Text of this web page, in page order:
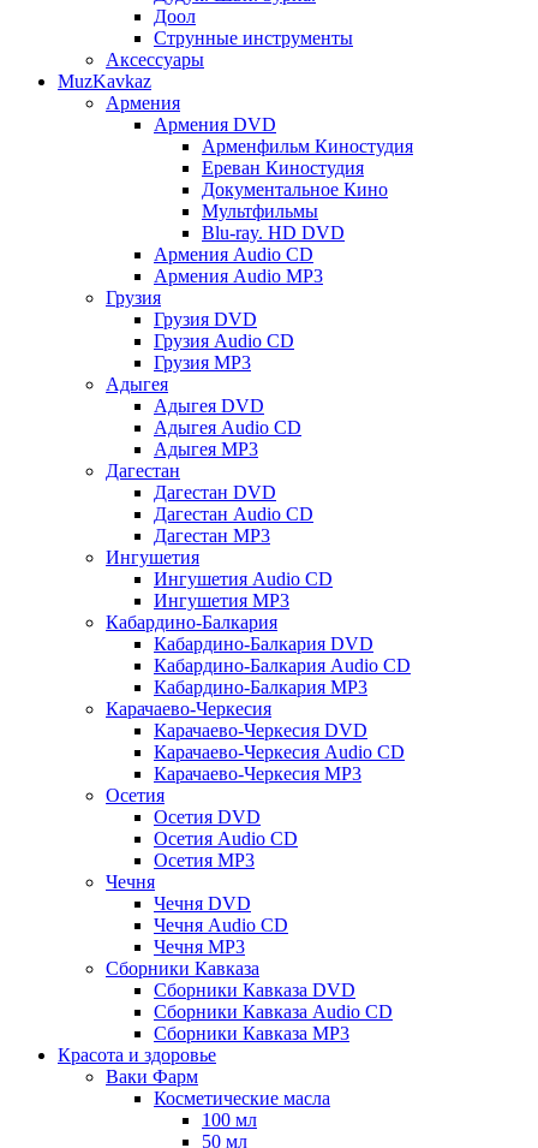
Доол
Струнные инструменты
Аксессуары
MuzKavkaz
Армения
Армения DVD
Арменфильм Киностудия
Ереван Киностудия
Документальное Кино
Мультфильмы
Blu-ray. HD DVD
Армения Audio CD
Армения Audio MP3
Грузия
Грузия DVD
Грузия Audio CD
Грузия MP3
Адыгея
Адыгея DVD
Адыгея Audio CD
Адыгея MP3
Дагестан
Дагестан DVD
Дагестан Audio CD
Дагестан MP3
Ингушетия
Ингушетия Audio CD
Ингушетия MP3
Кабардино-Балкария
Кабардино-Балкария DVD
Кабардино-Балкария Audio CD
Кабардино-Балкария MP3
Карачаево-Черкесия
Карачаево-Черкесия DVD
Карачаево-Черкесия Audio CD
Карачаево-Черкесия MP3
Осетия
Осетия DVD
Осетия Audio CD
Осетия MP3
Чечня
Чечня DVD
Чечня Audio CD
Чечня MP3
Сборники Кавказа
Сборники Кавказа DVD
Сборники Кавказа Audio CD
Сборники Кавказа MP3
Красота и здоровье
Ваки Фарм
Косметические масла
100 мл
50 мл